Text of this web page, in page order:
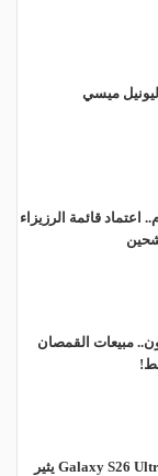
ليونيل ميسي
اعتماد قائمة الرزيزاء
مبيعات القمصان
تغير ألوان شاشة Galaxy S26 Ultra يثير